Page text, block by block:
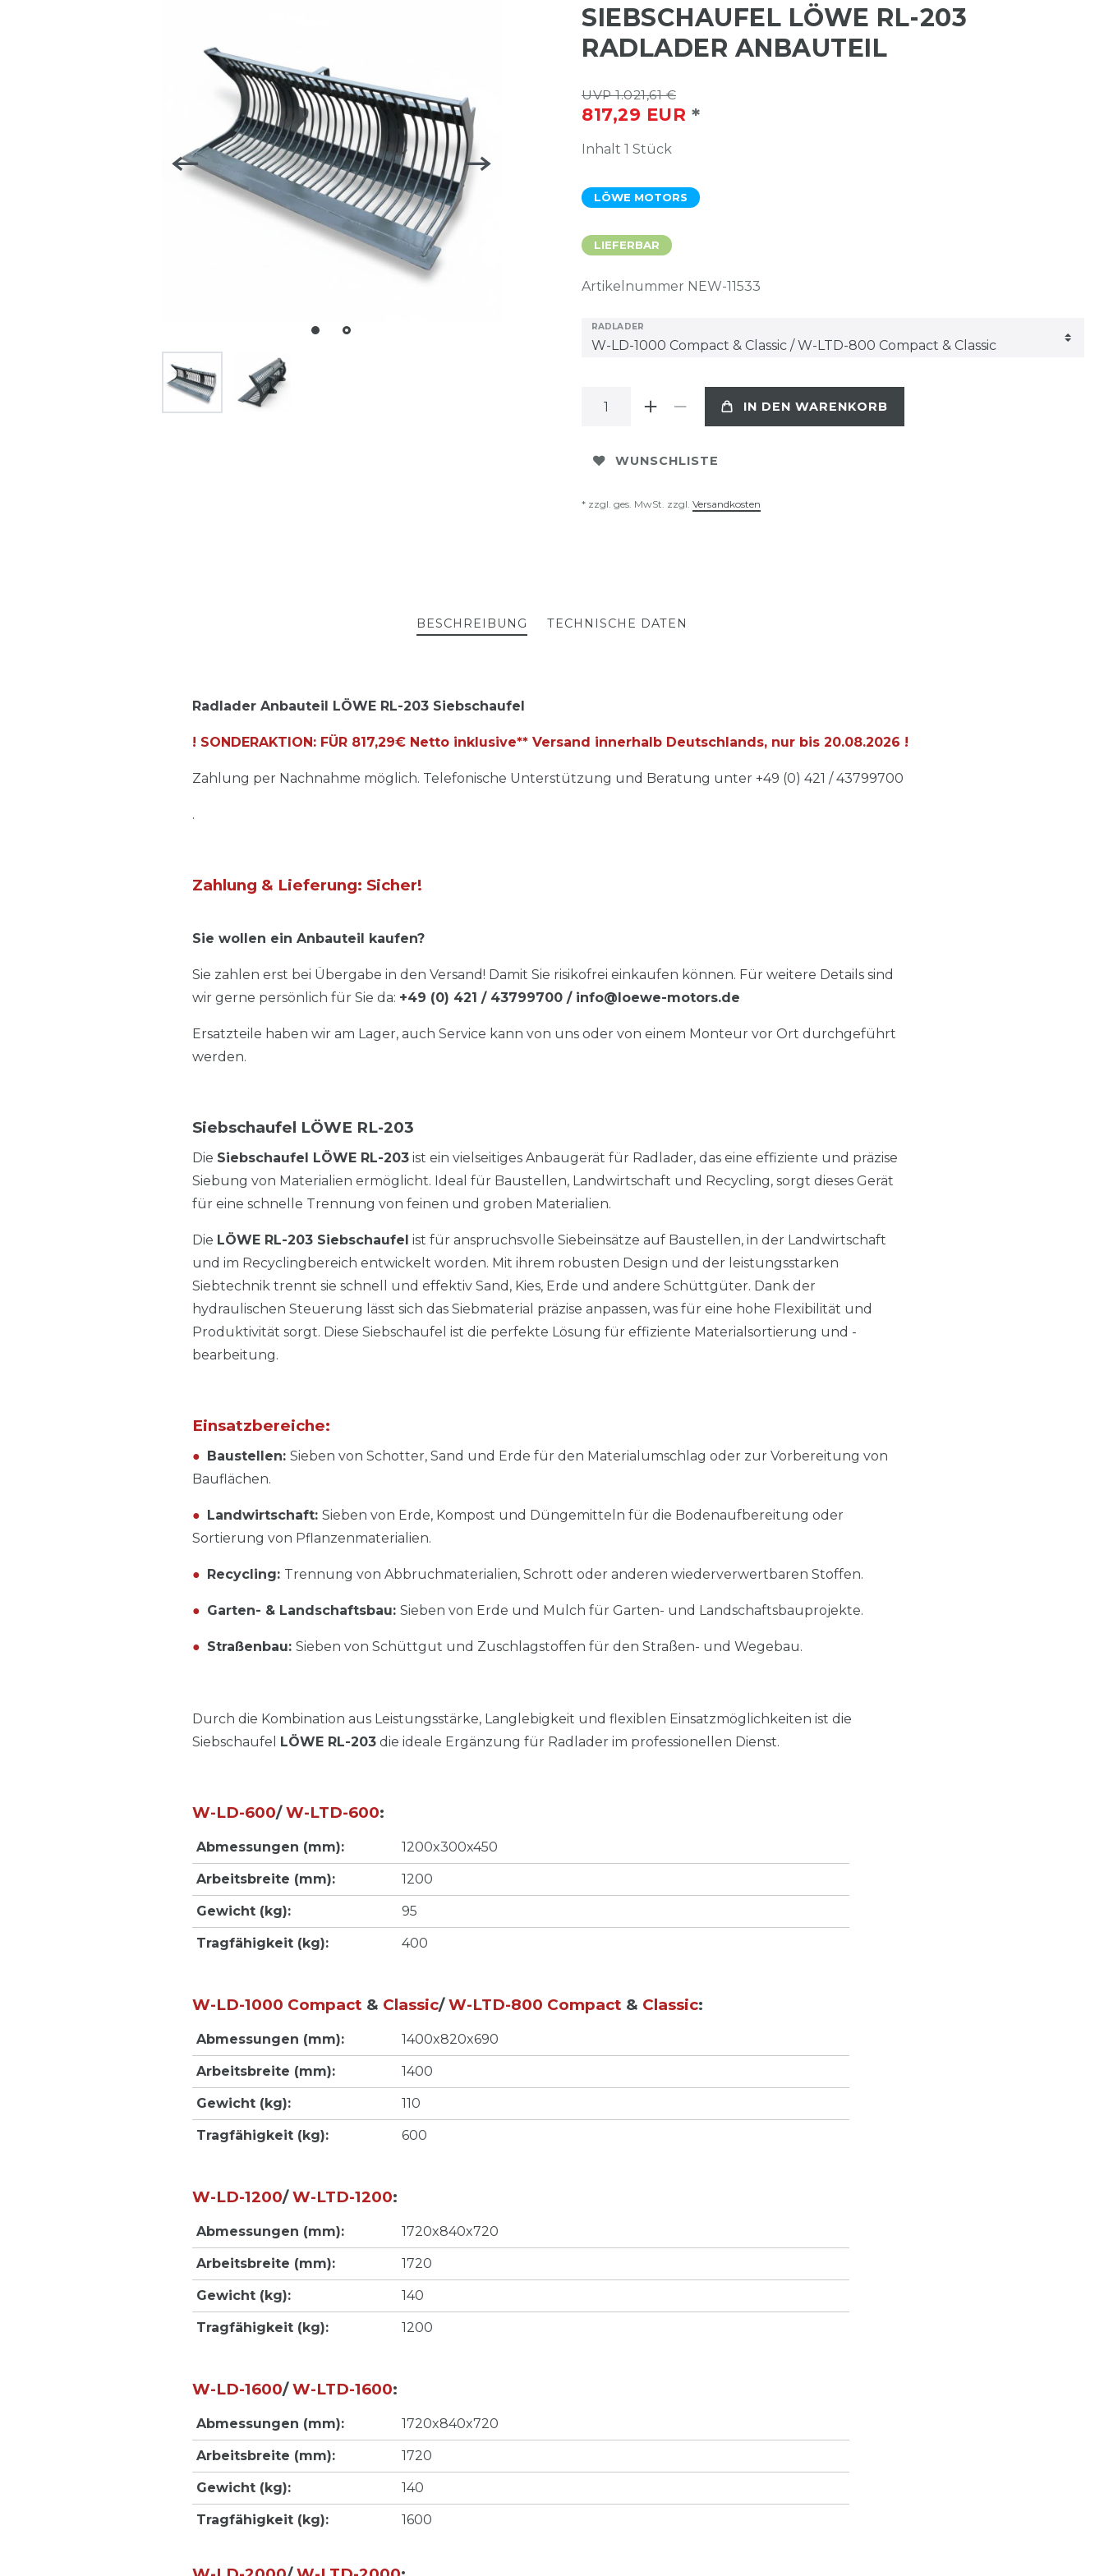
SIEBSCHAUFEL LÖWE RL-203
RADLADER ANBAUTEIL
UVP 1.021,61 €
817,29 EUR *
Inhalt 1 Stück
LÖWE MOTORS
LIEFERBAR
Artikelnummer NEW-11533
RADLADER
IN DEN WARENKORB
WUNSCHLISTE
* zzgl. ges. MwSt. zzgl. Versandkosten
BESCHREIBUNG TECHNISCHE DATEN
Radlader Anbauteil LÖWE RL-203 Siebschaufel
! SONDERAKTION: FÜR 817,29€ Netto inklusive** Versand innerhalb Deutschlands, nur bis 20.08.2026 !
Zahlung per Nachnahme möglich. Telefonische Unterstützung und Beratung unter +49 (0) 421 / 43799700
.
Zahlung & Lieferung: Sicher!
Sie wollen ein Anbauteil kaufen?
Sie zahlen erst bei Übergabe in den Versand! Damit Sie risikofrei einkaufen können. Für weitere Details sind
wir gerne persönlich für Sie da: +49 (0) 421 / 43799700 / info@loewe-motors.de
Ersatzteile haben wir am Lager, auch Service kann von uns oder von einem Monteur vor Ort durchgeführt
werden.
Siebschaufel LÖWE RL-203
Die Siebschaufel LÖWE RL-203 ist ein vielseitiges Anbaugerät für Radlader, das eine effiziente und präzise
Siebung von Materialien ermöglicht. Ideal für Baustellen, Landwirtschaft und Recycling, sorgt dieses Gerät
für eine schnelle Trennung von feinen und groben Materialien.
Die LÖWE RL-203 Siebschaufel ist für anspruchsvolle Siebeinsätze auf Baustellen, in der Landwirtschaft
und im Recyclingbereich entwickelt worden. Mit ihrem robusten Design und der leistungsstarken
Siebtechnik trennt sie schnell und effektiv Sand, Kies, Erde und andere Schüttgüter. Dank der
hydraulischen Steuerung lässt sich das Siebmaterial präzise anpassen, was für eine hohe Flexibilität und
Produktivität sorgt. Diese Siebschaufel ist die perfekte Lösung für effiziente Materialsortierung und -
bearbeitung.
Einsatzbereiche:
● Baustellen: Sieben von Schotter, Sand und Erde für den Materialumschlag oder zur Vorbereitung von
Bauflächen.
● Landwirtschaft: Sieben von Erde, Kompost und Düngemitteln für die Bodenaufbereitung oder
Sortierung von Pflanzenmaterialien.
● Recycling: Trennung von Abbruchmaterialien, Schrott oder anderen wiederverwertbaren Stoffen.
● Garten- & Landschaftsbau: Sieben von Erde und Mulch für Garten- und Landschaftsbauprojekte.
● Straßenbau: Sieben von Schüttgut und Zuschlagstoffen für den Straßen- und Wegebau.
Durch die Kombination aus Leistungsstärke, Langlebigkeit und flexiblen Einsatzmöglichkeiten ist die
Siebschaufel LÖWE RL-203 die ideale Ergänzung für Radlader im professionellen Dienst.
W-LD-600/W-LTD-600:
Abmessungen (mm): 1200x300x450
Arbeitsbreite (mm): 1200
Gewicht (kg): 95
Tragfähigkeit (kg): 400
W-LD-1000 Compact & Classic/W-LTD-800 Compact & Classic:
Abmessungen (mm): 1400x820x690
Arbeitsbreite (mm): 1400
Gewicht (kg): 110
Tragfähigkeit (kg): 600
W-LD-1200/W-LTD-1200:
Abmessungen (mm): 1720x840x720
Arbeitsbreite (mm): 1720
Gewicht (kg): 140
Tragfähigkeit (kg): 1200
W-LD-1600/W-LTD-1600:
Abmessungen (mm): 1720x840x720
Arbeitsbreite (mm): 1720
Gewicht (kg): 140
Tragfähigkeit (kg): 1600